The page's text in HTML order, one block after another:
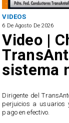
VIDEOS
6 De Agosto De 2026
Video |
sistema
​Dirigente del
perjuicios a usuarios
pago en efectivo.